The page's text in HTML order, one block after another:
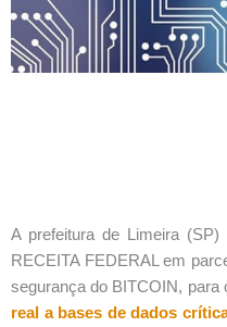
A prefeitura de Limeira (SP)
RECEITA FEDERAL em
segurança do BITCOIN, para
real a bases de dados